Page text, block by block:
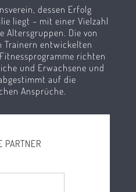
dessen Erfolg
liegt – mit einer Vielzahl
Altersgruppen. Die von
Trainern entwickelten
richten
und Erwachsene und
auf die
Ansprüche.
PARTNER